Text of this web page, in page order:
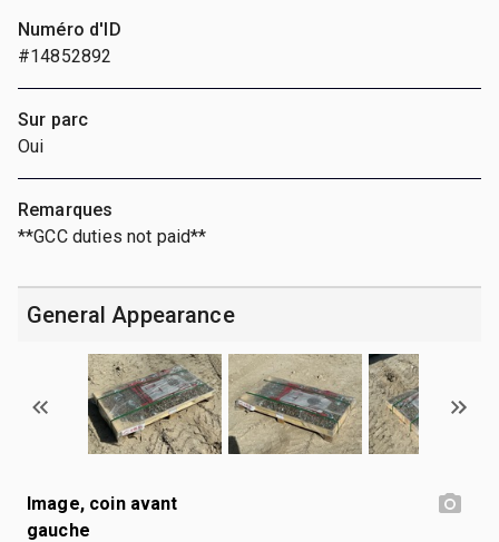
Numéro d'ID
#14852892
Sur parc
Oui
Remarques
**GCC duties not paid**
General Appearance
Image, coin avant
gauche